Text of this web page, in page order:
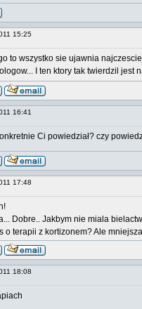
15:25
to wszystko sie ujawnia
I ten ktory tak twierdzil
16:41
Ci powiedział? czy
17:48
Dobre.. Jakbym nie miala
o terapii z kortizonem? Ale
18:08